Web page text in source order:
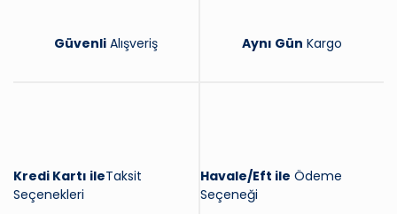
Güvenli Alışveriş Aynı Gün Kargo
Kredi Kartı ileTaksit
Seçenekleri
Havale/Eft ile Ödeme
Seçeneği